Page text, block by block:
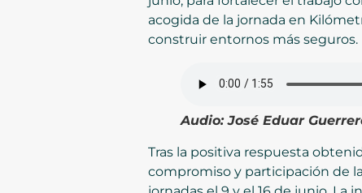
acogida de la jornada en
construir entornos más seguros.
Audio:José Eduar
Tras la positiva respuesta
compromiso y participación de